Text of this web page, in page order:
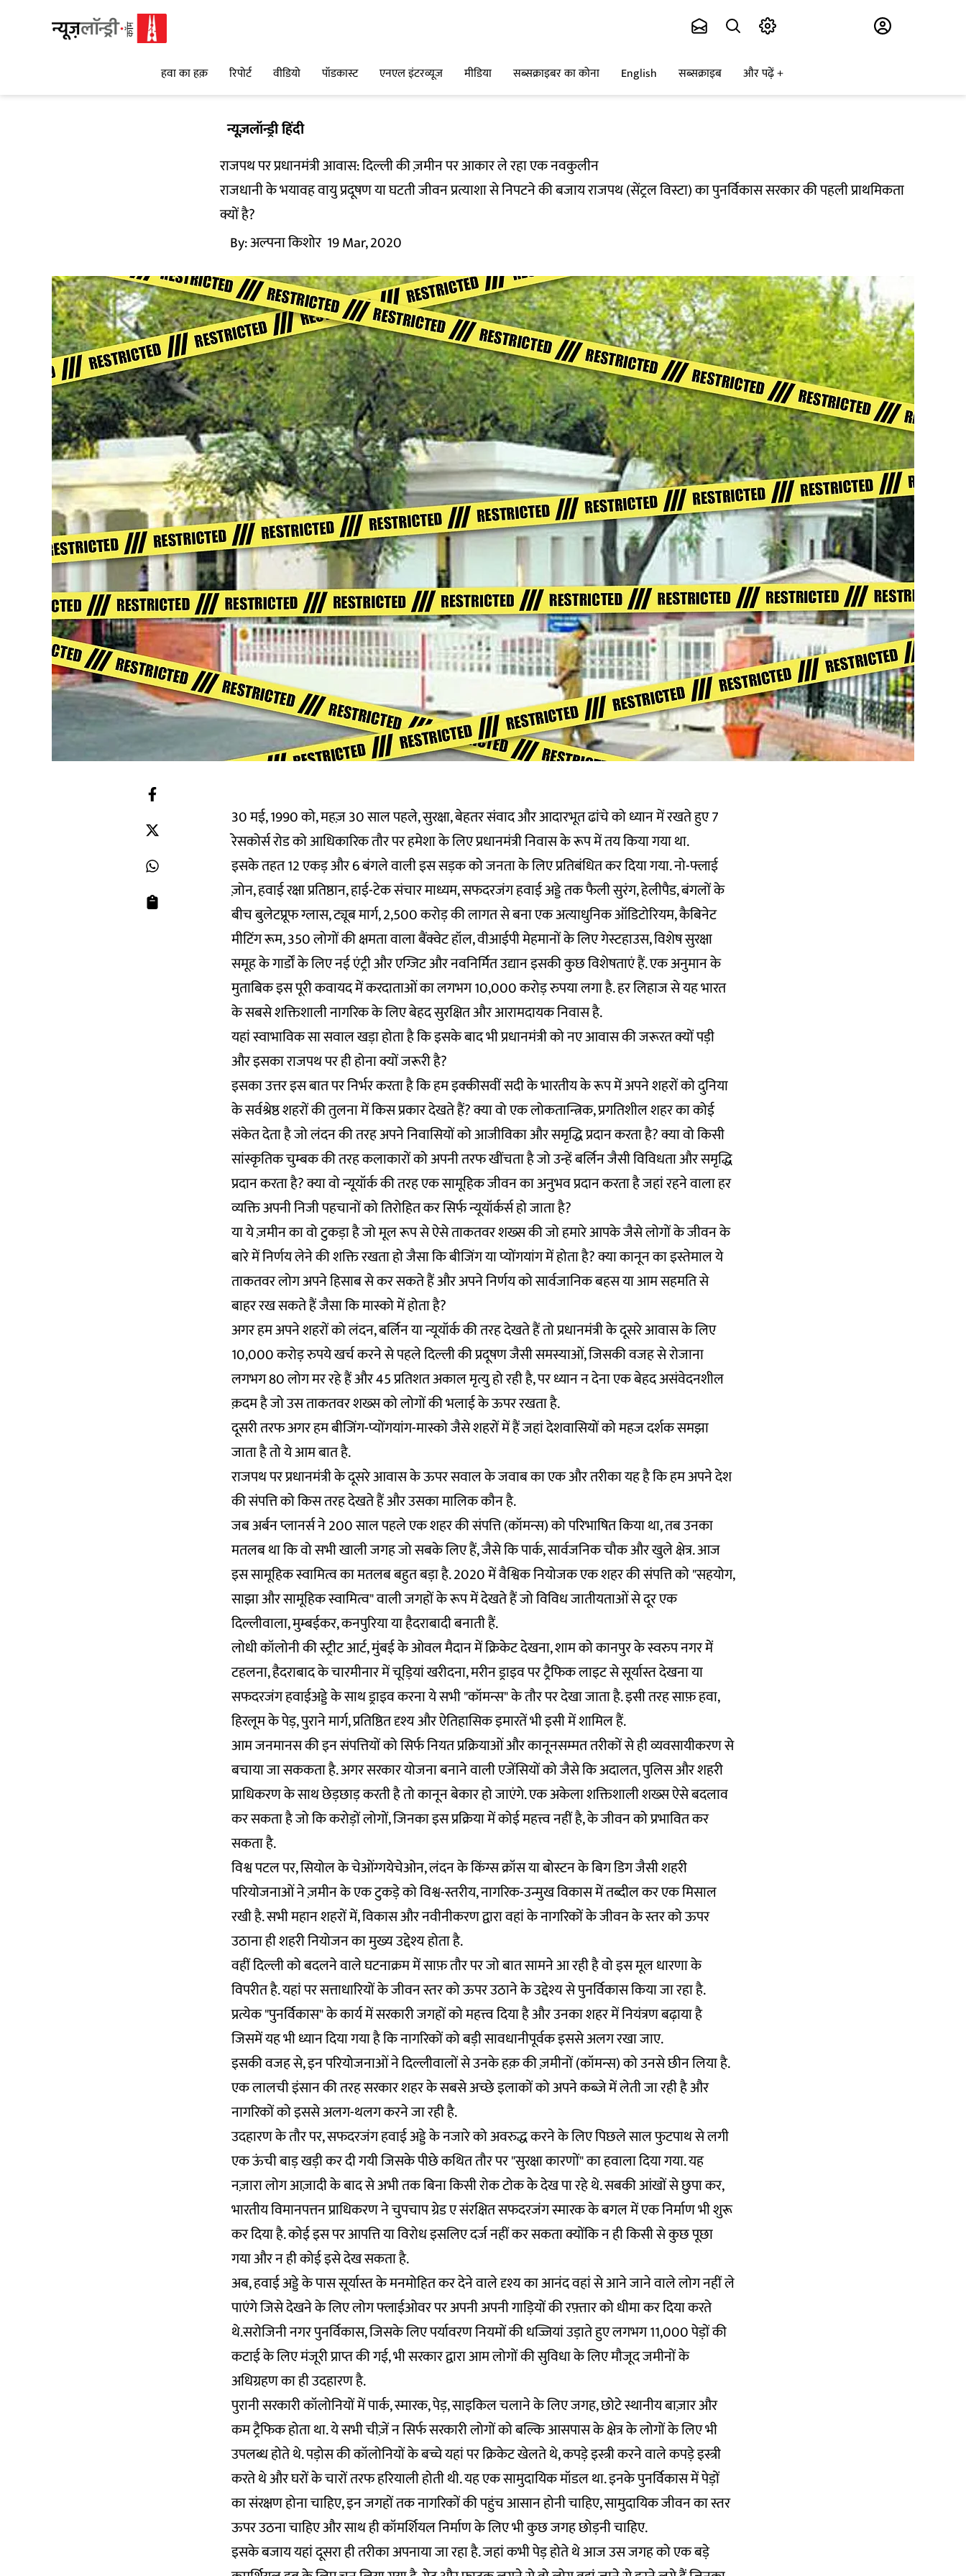
हवा का हक़ रिपोर्ट वीडियो पॉडकास्ट एनएल इंटरव्यूज मीडिया सब्सक्राइबर का कोना English सब्सक्राइब और पढ़ें
न्यूज़लॉन्ड्री हिंदी
राजपथ पर प्रधानमंत्री आवास: दिल्ली की ज़मीन पर आकार ले रहा एक नवकुलीन
राजधानी के भयावह वायु प्रदूषण या घटती जीवन प्रत्याशा से निपटने की बजाय राजपथ (सेंट्रल विस्टा) का पुनर्विकास सरकार की पहली प्राथमिकता
क्यों है?
By:अल्पना किशोर 19 Mar, 2020
30 मई, 1990 को, महज़ 30 साल पहले, सुरक्षा, बेहतर संवाद और आदारभूत ढांचे को ध्यान में रखते हुए 7
रेसकोर्स रोड को आधिकारिक तौर पर हमेशा के लिए प्रधानमंत्री निवास के रूप में तय किया गया था.
इसके तहत 12 एकड़ और 6 बंगले वाली इस सड़क को जनता के लिए प्रतिबंधित कर दिया गया. नो-फ्लाई
ज़ोन, हवाई रक्षा प्रतिष्ठान, हाई-टेक संचार माध्यम, सफदरजंग हवाई अड्डे तक फैली सुरंग, हेलीपैड, बंगलों के
बीच बुलेटप्रूफ ग्लास, ट्यूब मार्ग, 2,500 करोड़ की लागत से बना एक अत्याधुनिक ऑडिटोरियम, कैबिनेट
मीटिंग रूम, 350 लोगों की क्षमता वाला बैंक्वेट हॉल, वीआईपी मेहमानों के लिए गेस्टहाउस, विशेष सुरक्षा
समूह के गार्डों के लिए नई एंट्री और एग्जिट और नवनिर्मित उद्यान इसकी कुछ विशेषताएं हैं. एक अनुमान के
मुताबिक इस पूरी कवायद में करदाताओं का लगभग 10,000 करोड़ रुपया लगा है. हर लिहाज से यह भारत
के सबसे शक्तिशाली नागरिक के लिए बेहद सुरक्षित और आरामदायक निवास है.
यहां स्वाभाविक सा सवाल खड़ा होता है कि इसके बाद भी प्रधानमंत्री को नए आवास की जरूरत क्यों पड़ी
और इसका राजपथ पर ही होना क्यों जरूरी है?
इसका उत्तर इस बात पर निर्भर करता है कि हम इक्कीसवीं सदी के भारतीय के रूप में अपने शहरों को दुनिया
के सर्वश्रेष्ठ शहरों की तुलना में किस प्रकार देखते हैं? क्या वो एक लोकतान्त्रिक, प्रगतिशील शहर का कोई
संकेत देता है जो लंदन की तरह अपने निवासियों को आजीविका और समृद्धि प्रदान करता है? क्या वो किसी
सांस्कृतिक चुम्बक की तरह कलाकारों को अपनी तरफ खींचता है जो उन्हें बर्लिन जैसी विविधता और समृद्धि
प्रदान करता है? क्या वो न्यूयॉर्क की तरह एक सामूहिक जीवन का अनुभव प्रदान करता है जहां रहने वाला हर
व्यक्ति अपनी निजी पहचानों को तिरोहित कर सिर्फ न्यूयॉर्कर्स हो जाता है?
या ये ज़मीन का वो टुकड़ा है जो मूल रूप से ऐसे ताकतवर शख्स की जो हमारे आपके जैसे लोगों के जीवन के
बारे में निर्णय लेने की शक्ति रखता हो जैसा कि बीजिंग या प्योंगयांग में होता है? क्या कानून का इस्तेमाल ये
ताकतवर लोग अपने हिसाब से कर सकते हैं और अपने निर्णय को सार्वजानिक बहस या आम सहमति से
बाहर रख सकते हैं जैसा कि मास्को में होता है?
अगर हम अपने शहरों को लंदन, बर्लिन या न्यूयॉर्क की तरह देखते हैं तो प्रधानमंत्री के दूसरे आवास के लिए
10,000 करोड़ रुपये खर्च करने से पहले दिल्ली की प्रदूषण जैसी समस्याओं, जिसकी वजह से रोजाना
लगभग 80 लोग मर रहे हैं और 45 प्रतिशत अकाल मृत्यु हो रही है, पर ध्यान न देना एक बेहद असंवेदनशील
क़दम है जो उस ताकतवर शख्स को लोगों की भलाई के ऊपर रखता है.
दूसरी तरफ अगर हम बीजिंग-प्योंगयांग-मास्को जैसे शहरों में हैं जहां देशवासियों को महज दर्शक समझा
जाता है तो ये आम बात है.
राजपथ पर प्रधानमंत्री के दूसरे आवास के ऊपर सवाल के जवाब का एक और तरीका यह है कि हम अपने देश
की संपत्ति को किस तरह देखते हैं और उसका मालिक कौन है.
जब अर्बन प्लानर्स ने 200 साल पहले एक शहर की संपत्ति (कॉमन्स) को परिभाषित किया था, तब उनका
मतलब था कि वो सभी खाली जगह जो सबके लिए हैं, जैसे कि पार्क, सार्वजनिक चौक और खुले क्षेत्र. आज
इस सामूहिक स्वामित्व का मतलब बहुत बड़ा है. 2020 में वैश्विक नियोजक एक शहर की संपत्ति को "सहयोग,
साझा और सामूहिक स्वामित्व" वाली जगहों के रूप में देखते हैं जो विविध जातीयताओं से दूर एक
दिल्लीवाला, मुम्बईकर, कनपुरिया या हैदराबादी बनाती हैं.
लोधी कॉलोनी की स्ट्रीट आर्ट, मुंबई के ओवल मैदान में क्रिकेट देखना, शाम को कानपुर के स्वरुप नगर में
टहलना, हैदराबाद के चारमीनार में चूड़ियां खरीदना, मरीन ड्राइव पर ट्रैफिक लाइट से सूर्यास्त देखना या
सफदरजंग हवाईअड्डे के साथ ड्राइव करना ये सभी "कॉमन्स" के तौर पर देखा जाता है. इसी तरह साफ़ हवा,
हिरलूम के पेड़, पुराने मार्ग, प्रतिष्ठित दृश्य और ऐतिहासिक इमारतें भी इसी में शामिल हैं.
आम जनमानस की इन संपत्तियों को सिर्फ नियत प्रक्रियाओं और कानूनसम्मत तरीकों से ही व्यवसायीकरण से
बचाया जा सककता है. अगर सरकार योजना बनाने वाली एजेंसियों को जैसे कि अदालत, पुलिस और शहरी
प्राधिकरण के साथ छेड़छाड़ करती है तो कानून बेकार हो जाएंगे. एक अकेला शक्तिशाली शख्स ऐसे बदलाव
कर सकता है जो कि करोड़ों लोगों, जिनका इस प्रक्रिया में कोई महत्त्व नहीं है, के जीवन को प्रभावित कर
सकता है.
विश्व पटल पर, सियोल के चेओंग्गयेचेओन, लंदन के किंग्स क्रॉस या बोस्टन के बिग डिग जैसी शहरी
परियोजनाओं ने ज़मीन के एक टुकड़े को विश्व-स्तरीय, नागरिक-उन्मुख विकास में तब्दील कर एक मिसाल
रखी है. सभी महान शहरों में, विकास और नवीनीकरण द्वारा वहां के नागरिकों के जीवन के स्तर को ऊपर
उठाना ही शहरी नियोजन का मुख्य उद्देश्य होता है.
वहीं दिल्ली को बदलने वाले घटनाक्रम में साफ़ तौर पर जो बात सामने आ रही है वो इस मूल धारणा के
विपरीत है. यहां पर सत्ताधारियों के जीवन स्तर को ऊपर उठाने के उद्देश्य से पुनर्विकास किया जा रहा है.
प्रत्येक "पुनर्विकास" के कार्य में सरकारी जगहों को महत्त्व दिया है और उनका शहर में नियंत्रण बढ़ाया है
जिसमें यह भी ध्यान दिया गया है कि नागरिकों को बड़ी सावधानीपूर्वक इससे अलग रखा जाए.
इसकी वजह से, इन परियोजनाओं ने दिल्लीवालों से उनके हक़ की ज़मीनों (कॉमन्स) को उनसे छीन लिया है.
एक लालची इंसान की तरह सरकार शहर के सबसे अच्छे इलाकों को अपने कब्जे में लेती जा रही है और
नागरिकों को इससे अलग-थलग करने जा रही है.
उदहारण के तौर पर, सफदरजंग हवाई अड्डे के नजारे को अवरुद्ध करने के लिए पिछले साल फुटपाथ से लगी
एक ऊंची बाड़ खड़ी कर दी गयी जिसके पीछे कथित तौर पर "सुरक्षा कारणों" का हवाला दिया गया. यह
नज़ारा लोग आज़ादी के बाद से अभी तक बिना किसी रोक टोक के देख पा रहे थे. सबकी आंखों से छुपा कर,
भारतीय विमानपत्तन प्राधिकरण ने चुपचाप ग्रेड ए संरक्षित सफदरजंग स्मारक के बगल में एक निर्माण भी शुरू
कर दिया है. कोई इस पर आपत्ति या विरोध इसलिए दर्ज नहीं कर सकता क्योंकि न ही किसी से कुछ पूछा
गया और न ही कोई इसे देख सकता है.
अब, हवाई अड्डे के पास सूर्यास्त के मनमोहित कर देने वाले दृश्य का आनंद वहां से आने जाने वाले लोग नहीं ले
पाएंगे जिसे देखने के लिए लोग फ्लाईओवर पर अपनी अपनी गाड़ियों की रफ़्तार को धीमा कर दिया करते
थे.सरोजिनी नगर पुनर्विकास, जिसके लिए पर्यावरण नियमों की धज्जियां उड़ाते हुए लगभग 11,000 पेड़ों की
कटाई के लिए मंजूरी प्राप्त की गई, भी सरकार द्वारा आम लोगों की सुविधा के लिए मौजूद जमीनों के
अधिग्रहण का ही उदहारण है.
पुरानी सरकारी कॉलोनियों में पार्क, स्मारक, पेड़, साइकिल चलाने के लिए जगह, छोटे स्थानीय बाज़ार और
कम ट्रैफिक होता था. ये सभी चीज़ें न सिर्फ सरकारी लोगों को बल्कि आसपास के क्षेत्र के लोगों के लिए भी
उपलब्ध होते थे. पड़ोस की कॉलोनियों के बच्चे यहां पर क्रिकेट खेलते थे, कपड़े इस्त्री करने वाले कपड़े इस्त्री
करते थे और घरों के चारों तरफ हरियाली होती थी. यह एक सामुदायिक मॉडल था. इनके पुनर्विकास में पेड़ों
का संरक्षण होना चाहिए, इन जगहों तक नागरिकों की पहुंच आसान होनी चाहिए, सामुदायिक जीवन का स्तर
ऊपर उठना चाहिए और साथ ही कॉमर्शियल निर्माण के लिए भी कुछ जगह छोड़नी चाहिए.
इसके बजाय यहां दूसरा ही तरीका अपनाया जा रहा है. जहां कभी पेड़ होते थे आज उस जगह को एक बड़े